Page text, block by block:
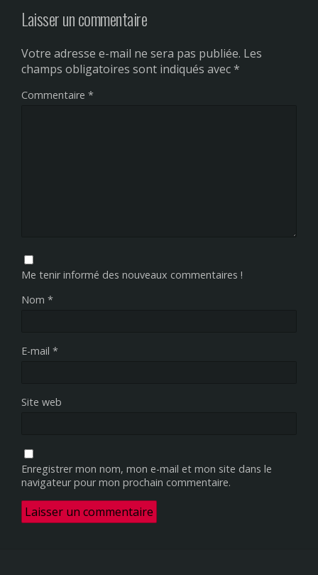
Laisser un commentaire
Votre adresse e-mail ne sera pas publiée. Les
champs obligatoires sont indiqués avec*
Commentaire *
Me tenir informé des nouveaux commentaires !
Nom *
E-mail *
Site web
Enregistrer mon nom, mon e-mail et mon site dans le
navigateur pour mon prochain commentaire.